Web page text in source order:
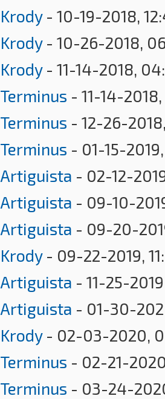
Krody- 10-19-2018,
Krody- 10-26-2018,
Krody- 11-14-2018,
Terminus - 11-14-
Terminus - 12-26-
Terminus - 01-15-
Artiguista - 02-12-
Artiguista - 09-10-
Artiguista - 09-20-
Krody- 09-22-2019,
Artiguista - 11-25-
Artiguista - 01-30-
Krody- 02-03-2020,
Terminus - 02-21-
Terminus - 03-24-